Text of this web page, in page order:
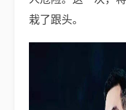
栽了跟头。